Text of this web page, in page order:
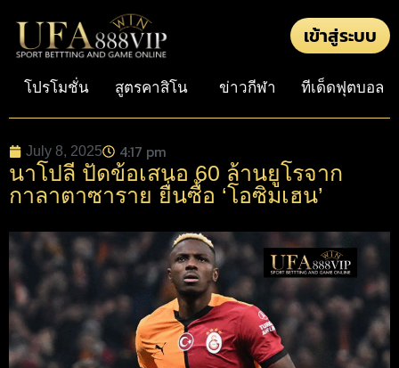
เข้าสู่ระบบ
โปรโมชั่น สูตรคาสิโน ข่าวกีฬา ทีเด็ดฟุตบอล
July 8, 2025 4:17 pm
นาโปลี ปัดข้อเสนอ 60 ล้านยูโรจาก
กาลาตาซาราย ยื่นซื้อ ‘โอซิมเฮน’